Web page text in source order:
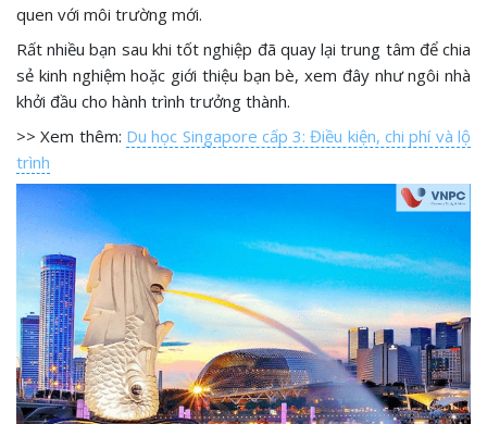
quen với môi trường mới.
Rất nhiều bạn sau khi tốt nghiệp đã quay lại trung tâm để chia
sẻ kinh nghiệm hoặc giới thiệu bạn bè, xem đây như ngôi nhà
khởi đầu cho hành trình trưởng thành.
>> Xem thêm: Du học Singapore cấp 3: Điều kiện, chi phí và lộ
trình